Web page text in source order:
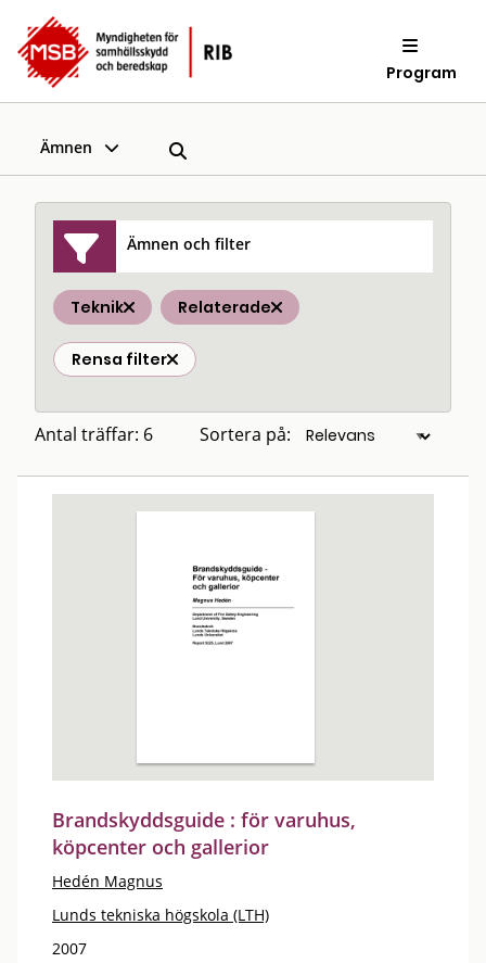
Program
Ämnen
Ämnen och filter
Teknik Relaterade
Rensa filter
Antal träffar: 6 Sortera på:
Brandskyddsguide : för varuhus,
köpcenter och gallerior
Hedén Magnus
Lunds tekniska högskola (LTH)
2007